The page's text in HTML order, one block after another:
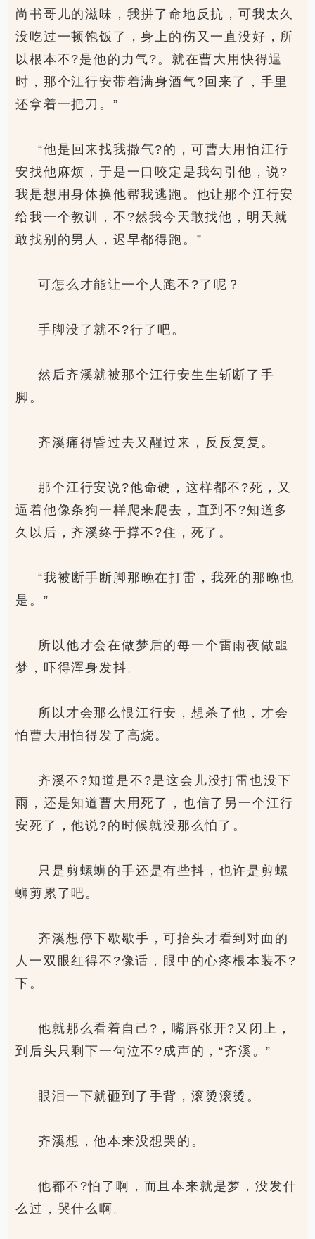
尚书哥儿的滋味，我拼了命地反抗，可我太久
没吃过一顿饱饭了，身上的伤又一直没好，所
以根本不?是他的力气?。就在曹大用快得逞
时，那个江行安带着满身酒气?回来了，手里
还拿着一把刀。”
“他是回来找我撒气?的，可曹大用怕江行
安找他麻烦，于是一口咬定是我勾引他，说?
我是想用身体换他帮我逃跑。他让那个江行安
给我一个教训，不?然我今天敢找他，明天就
敢找别的男人，迟早都得跑。”
可怎么才能让一个人跑不?了呢？
手脚没了就不?行了吧。
然后齐溪就被那个江行安生生斩断了手
脚。
齐溪痛得昏过去又醒过来，反反复复。
那个江行安说?他命硬，这样都不?死，又
逼着他像条狗一样爬来爬去，直到不?知道多
久以后，齐溪终于撑不?住，死了。
“我被断手断脚那晚在打雷，我死的那晚也
是。”
所以他才会在做梦后的每一个雷雨夜做噩
梦，吓得浑身发抖。
所以才会那么恨江行安，想杀了他，才会
怕曹大用怕得发了高烧。
齐溪不?知道是不?是这会儿没打雷也没下
雨，还是知道曹大用死了，也信了另一个江行
安死了，他说?的时候就没那么怕了。
只是剪螺蛳的手还是有些抖，也许是剪螺
蛳剪累了吧。
齐溪想停下歇歇手，可抬头才看到对面的
人一双眼红得不?像话，眼中的心疼根本装不?
下。
他就那么看着自己?，嘴唇张开?又闭上，
到后头只剩下一句泣不?成声的，“齐溪。”
眼泪一下就砸到了手背，滚烫滚烫。
齐溪想，他本来没想哭的。
他都不?怕了啊，而且本来就是梦，没发什
么过，哭什么啊。